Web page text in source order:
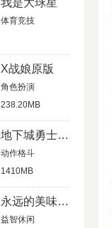
我是大球星
体育竞技
X战娘原版
角色扮演
238.20MB
地下城勇士官网版
动作格斗
1410MB
永远的美味星球4破解版
益智休闲